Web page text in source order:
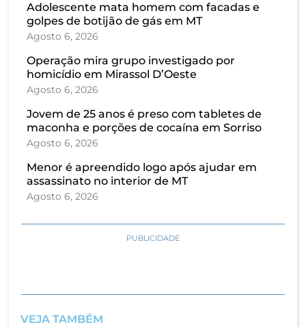
Adolescente mata homem com facadas e
golpes de botijão de gás em MT
Agosto 6, 2026
Operação mira grupo investigado por
homicídio em Mirassol D’Oeste
Agosto 6, 2026
Jovem de 25 anos é preso com tabletes de
maconha e porções de cocaína em Sorriso
Agosto 6, 2026
Menor é apreendido logo após ajudar em
assassinato no interior de MT
Agosto 6, 2026
PUBLICIDADE
VEJA TAMBÉM